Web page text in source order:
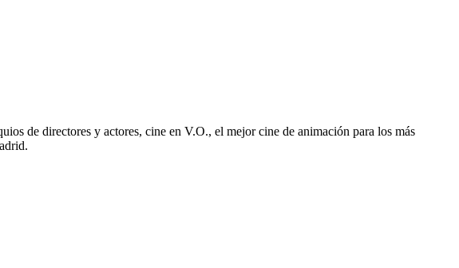
de directores y actores, cine en V.O., el mejor cine de animación para los más